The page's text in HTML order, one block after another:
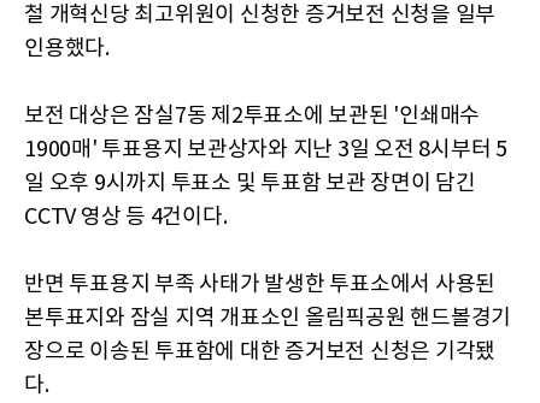
철 개혁신당 최고위원이 신청한 증거보전 신청을 일부
인용했다.
보전 대상은 잠실7동 제2투표소에 보관된 '인쇄매수
1900매' 투표용지 보관상자와 지난 3일 오전 8시부터 5
일 오후 9시까지 투표소 및 투표함 보관 장면이 담긴
CCTV 영상 등 4건이다.
반면 투표용지 부족 사태가 발생한 투표소에서 사용된
본투표지와 잠실 지역 개표소인 올림픽공원 핸드볼경기
장으로 이송된 투표함에 대한 증거보전 신청은 기각됐
다.